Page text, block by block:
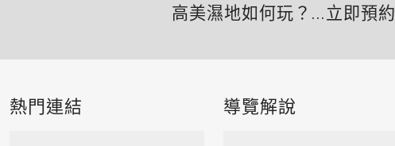
高美濕地如何玩？...立即預約
熱門連結 導覽解說